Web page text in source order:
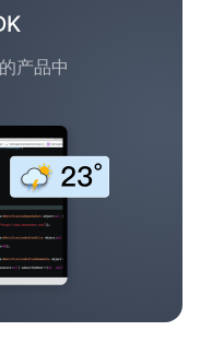
产品中